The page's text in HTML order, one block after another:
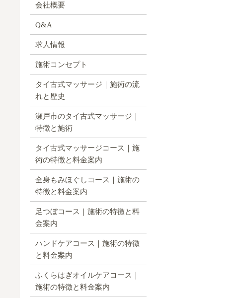
会社概要
Q&A
求人情報
施術コンセプト
タイ古式マッサージ｜施術の流
れと歴史
瀬戸市のタイ古式マッサージ｜
特徴と施術
タイ古式マッサージコース｜施
術の特徴と料金案内
全身もみほぐしコース｜施術の
特徴と料金案内
足つぼコース｜施術の特徴と料
金案内
ハンドケアコース｜施術の特徴
と料金案内
ふくらはぎオイルケアコース｜
施術の特徴と料金案内